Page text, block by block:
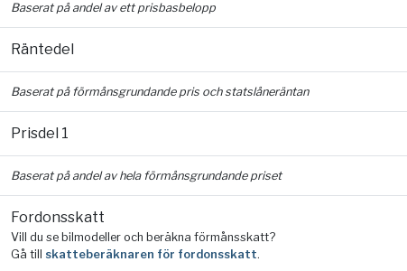
Baserat på andel av ett prisbasbelopp
Räntedel
Baserat på förmånsgrundande pris och statslåneräntan
Prisdel 1
Baserat på andel av hela förmånsgrundande priset
Fordonsskatt
Vill du se bilmodeller och beräkna förmånsskatt?
Gå till skatteberäknaren för fordonsskatt.